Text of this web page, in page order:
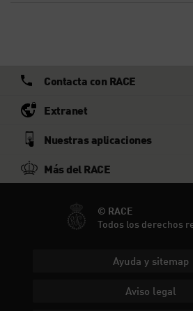
Contacta con RACE
Extranet
Nuestras aplicaciones
Más del RACE
© RACE
Todos los derechos
Ayuda y sitemap
Aviso legal